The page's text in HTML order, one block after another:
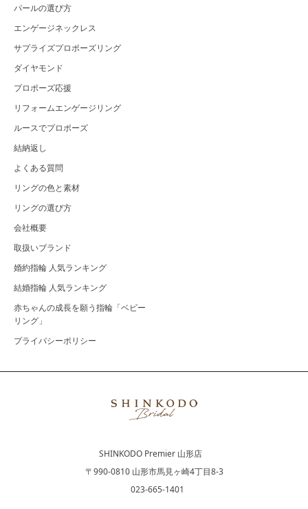
パールの選び方
エンゲージネックレス
サプライズプロポーズリング
ダイヤモンド
プロポーズ応援
リフォームエンゲージリング
ルースでプロポーズ
結納返し
よくある質問
リングの色と素材
リングの選び方
会社概要
取扱いブランド
婚約指輪 人気ランキング
結婚指輪 人気ランキング
赤ちゃんの成長を願う指輪「ベビー
リング」
プライバシーポリシー
SHINKODO Premier 山形店
〒990-0810 山形市馬見ヶ崎4丁目8-3
023-665-1401